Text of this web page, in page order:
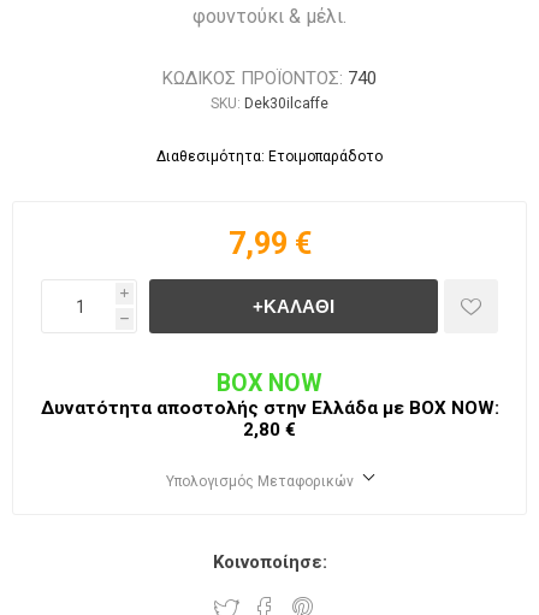
φουντούκι & μέλι.
ΚΩΔΙΚΟΣ ΠΡΟΪΟΝΤΟΣ: 740
SKU: Dek30ilcaffe
Διαθεσιμότητα: Ετοιμοπαράδοτο
7,99 €
i
h
BOX NOW
Δυνατότητα αποστολής στην Ελλάδα με BΟΧ ΝOW:
2,80 €
Υπολογισμός Μεταφορικών
Κοινοποίησε: